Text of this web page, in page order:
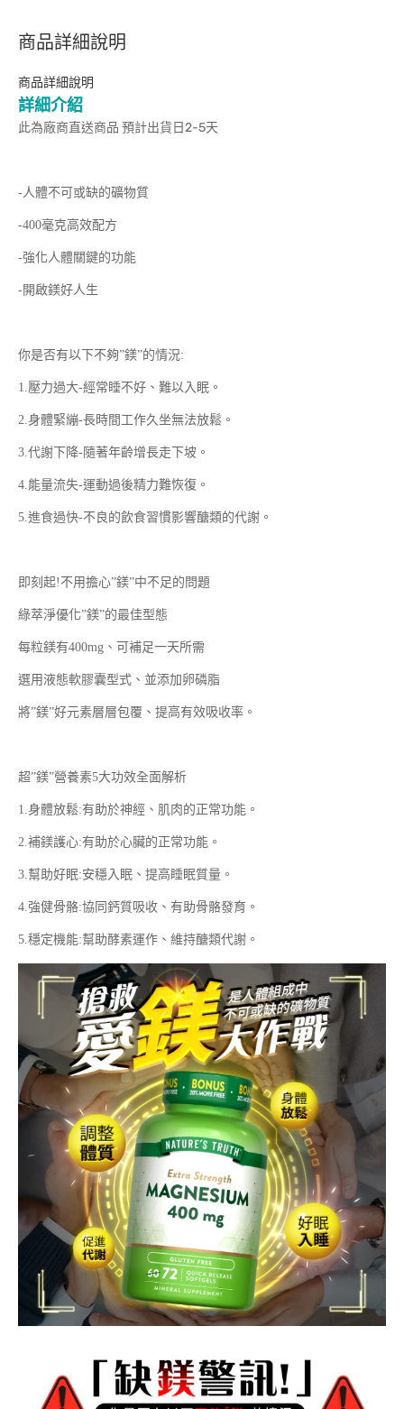
商品詳細說明
商品詳細說明
詳細介紹
此為廠商直送商品 預計出貨日2-5天
-人體不可或缺的礦物質
-400毫克高效配方
-強化人體關鍵的功能
-開啟鎂好人生
你是否有以下不夠”鎂”的情況:
1.壓力過大-經常睡不好、難以入眠。
2.身體緊繃-長時間工作久坐無法放鬆。
3.代謝下降-隨著年齡增長走下坡。
4.能量流失-運動過後精力難恢復。
5.進食過快-不良的飲食習慣影響醣類的代謝。
即刻起!不用擔心”鎂”中不足的問題
綠萃淨優化”鎂”的最佳型態
每粒鎂有400mg、可補足一天所需
選用液態軟膠囊型式、並添加卵磷脂
將”鎂”好元素層層包覆、提高有效吸收率。
超”鎂”營養素5大功效全面解析
1.身體放鬆:有助於神經、肌肉的正常功能。
2.補鎂護心:有助於心臟的正常功能。
3.幫助好眠:安穩入眠、提高睡眠質量。
4.強健骨骼:協同鈣質吸收、有助骨骼發育。
5.穩定機能:幫助酵素運作、維持醣類代謝。